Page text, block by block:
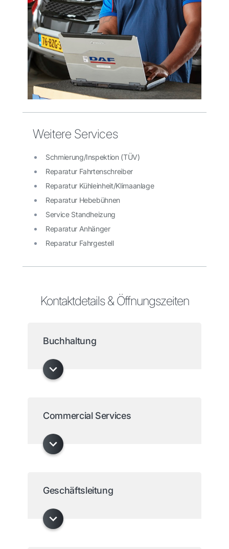
Weitere Services
Schmierung/Inspektion (TÜV)
Reparatur Fahrtenschreiber
Reparatur Kühleinheit/Klimaanlage
Reparatur Hebebühnen
Service Standheizung
Reparatur Anhänger
Reparatur Fahrgestell
Kontaktdetails & Öffnungszeiten
Buchhaltung
Commercial Services
Geschäftsleitung